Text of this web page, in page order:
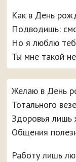
Как в День
Подводишь:
Но я люблю
Ты мне такой
Желаю в День
Тотального
Здоровья лишь
Общения
Работу лишь